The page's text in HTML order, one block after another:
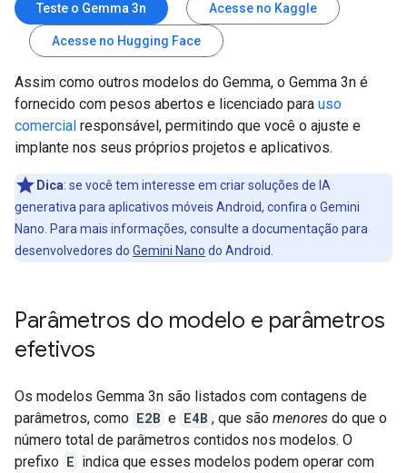
Teste o Gemma 3n Acesse no Kaggle
Acesse no Hugging Face
Assim como outros modelos do Gemma, o Gemma 3n é
fornecido com pesos abertos e licenciado para uso
comercial responsável, permitindo que você o ajuste e
implante nos seus próprios projetos e aplicativos.
Dica: se você tem interesse em criar soluções de IA
generativa para aplicativos móveis Android, confira o Gemini
Nano. Para mais informações, consulte a documentação para
desenvolvedores do Gemini Nano do Android.
Parâmetros do modelo e parâmetros
efetivos
Os modelos Gemma 3n são listados com contagens de
parâmetros, como E2B e E4B , que são menores do que o
número total de parâmetros contidos nos modelos. O
prefixo E indica que esses modelos podem operar com